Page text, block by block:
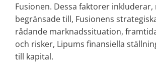
Fusionen. Dessa faktorer
begränsade till, Fusionens
rådande marknadssituation,
och risker, Lipums finansiella
till kapital.